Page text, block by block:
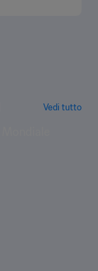
Vedi tutto